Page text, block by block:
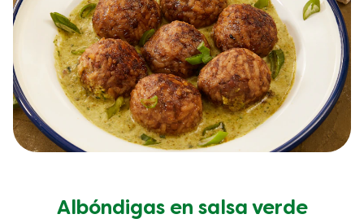
Albóndigas en salsa verde